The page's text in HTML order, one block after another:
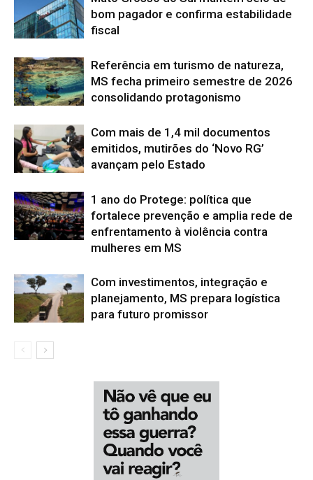
bom pagador e confirma estabilidade
fiscal
Referência em turismo de natureza,
MS fecha primeiro semestre de 2026
consolidando protagonismo
Com mais de 1,4 mil documentos
emitidos, mutirões do ‘Novo RG’
avançam pelo Estado
1 ano do Protege: política que
fortalece prevenção e amplia rede de
enfrentamento à violência contra
mulheres em MS
Com investimentos, integração e
planejamento, MS prepara logística
para futuro promissor